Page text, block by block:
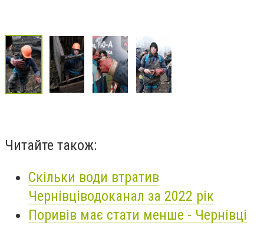
Читайте також:
Скільки води втратив
Чернівціводоканал за 2022 рік
Поривів має стати менше - Чернівці